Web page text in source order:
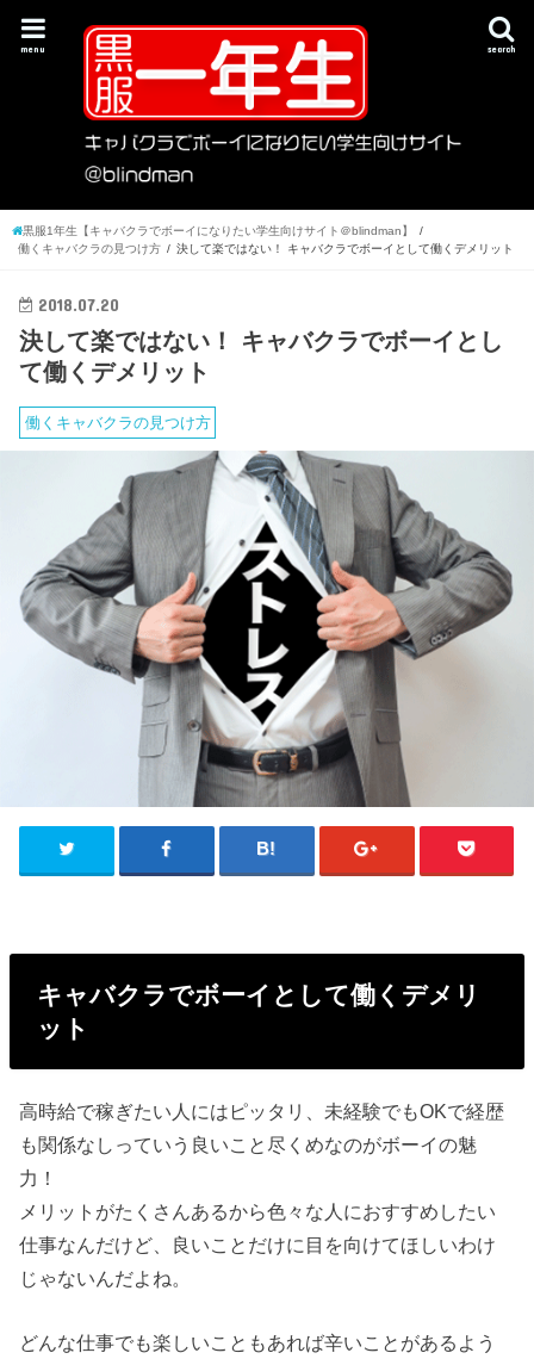
search
menu
黒服1年生【キャバクラでボーイになりたい学生向けサイト＠blindman】
働くキャバクラの見つけ方
決して楽ではない！ キャバクラでボーイとして働くデメリット
2018.07.20
決して楽ではない！ キャバクラでボーイとし
て働くデメリット
働くキャバクラの見つけ方
キャバクラでボーイとして働くデメリ
ット
高時給で稼ぎたい人にはピッタリ、未経験でもOKで経歴
も関係なしっていう良いこと尽くめなのがボーイの魅
力！
メリットがたくさんあるから色々な人におすすめしたい
仕事なんだけど、良いことだけに目を向けてほしいわけ
じゃないんだよね。
どんな仕事でも楽しいこともあれば辛いことがあるよう